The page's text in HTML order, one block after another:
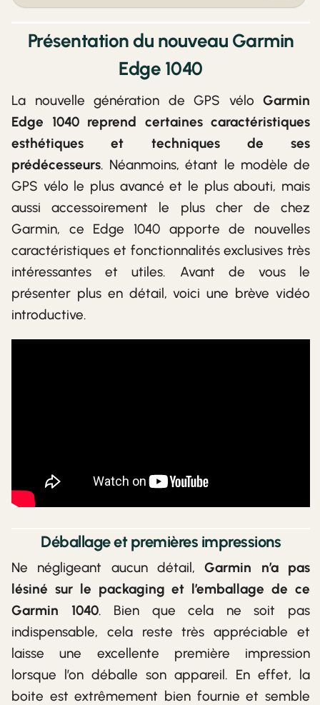
Présentation du nouveau Garmin
Edge 1040
La nouvelle génération de GPS vélo Garmin
Edge 1040 reprend certaines caractéristiques
esthétiques et techniques de ses
prédécesseurs. Néanmoins, étant le modèle de
GPS vélo le plus avancé et le plus abouti, mais
aussi accessoirement le plus cher de chez
Garmin, ce Edge 1040 apporte de nouvelles
caractéristiques et fonctionnalités exclusives très
intéressantes et utiles. Avant de vous le
présenter plus en détail, voici une brève vidéo
introductive.
Déballage et premières impressions
Ne négligeant aucun détail,Garmin n’a pas
lésiné sur le packaging et l’emballage de ce
Garmin 1040. Bien que cela ne soit pas
indispensable, cela reste très appréciable et
laisse une excellente première impression
lorsque l’on déballe son appareil. En effet, la
boite est extrêmement bien fournie et semble